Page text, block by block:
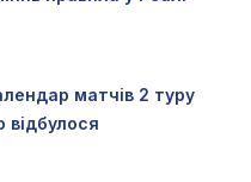
матчів 2 туру
відбулося